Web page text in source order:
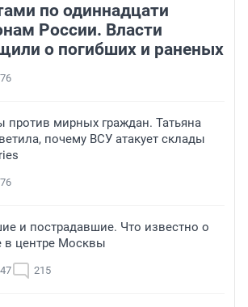
по одиннадцати
России. Власти
о погибших и раненых
против мирных граждан. Татьяна
почему ВСУ атакует склады
и пострадавшие. Что известно о
в центре Москвы
215